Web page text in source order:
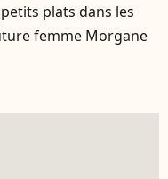
femme Morgane